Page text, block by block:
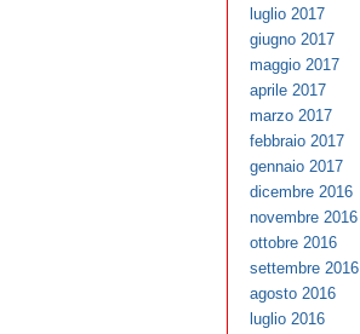
luglio 2017
giugno 2017
maggio 2017
aprile 2017
marzo 2017
febbraio 2017
gennaio 2017
dicembre 2016
novembre 2016
ottobre 2016
settembre 2016
agosto 2016
luglio 2016